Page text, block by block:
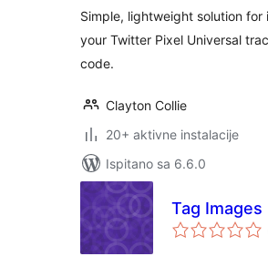
Simple, lightweight solution for
your Twitter Pixel Universal
code.
Clayton Collie
20+ aktivne instalacije
Ispitano sa 6.6.0
Tag Images